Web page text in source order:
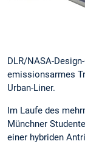
DLR/NASA-
emissionsarmes
Urban-Liner.
Im Laufe des
Münchner
einer hybriden